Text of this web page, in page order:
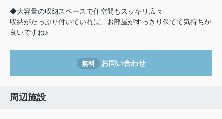
◆大容量の収納スペースで住空間もスッキリ広々
収納がたっぷり付いていれば、お部屋がすっきり保てて気持ちが
良いですね♪
無料 お問い合わせ
周辺施設